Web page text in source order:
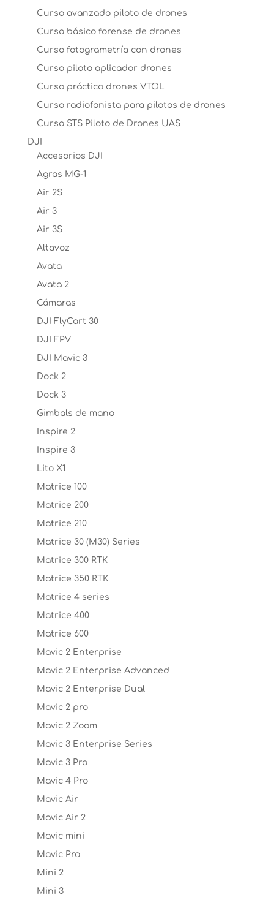
Curso avanzado piloto de drones
Curso básico forense de drones
Curso fotogrametría con drones
Curso piloto aplicador drones
Curso práctico drones VTOL
Curso radiofonista para pilotos de drones
Curso STS Piloto de Drones UAS
DJI
Accesorios DJI
Agras MG-1
Air 2S
Air 3
Air 3S
Altavoz
Avata
Avata 2
Cámaras
DJI FlyCart 30
DJI FPV
DJI Mavic 3
Dock 2
Dock 3
Gimbals de mano
Inspire 2
Inspire 3
Lito X1
Matrice 100
Matrice 200
Matrice 210
Matrice 30 (M30) Series
Matrice 300 RTK
Matrice 350 RTK
Matrice 4 series
Matrice 400
Matrice 600
Mavic 2 Enterprise
Mavic 2 Enterprise Advanced
Mavic 2 Enterprise Dual
Mavic 2 pro
Mavic 2 Zoom
Mavic 3 Enterprise Series
Mavic 3 Pro
Mavic 4 Pro
Mavic Air
Mavic Air 2
Mavic mini
Mavic Pro
Mini 2
Mini 3